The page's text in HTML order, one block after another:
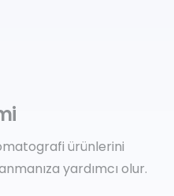
ürünlerini
yardımcı olur.